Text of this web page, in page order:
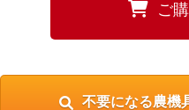
ご
不要になる農機